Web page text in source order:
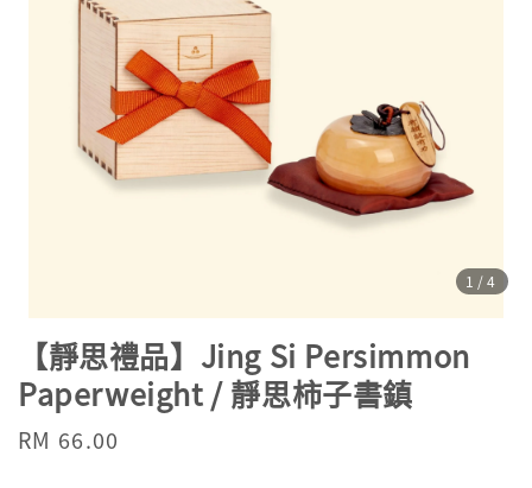
1 /4
【靜思禮品】Jing Si Persimmon
Paperweight / 靜思柿子書鎮
Regular
RM 66.00